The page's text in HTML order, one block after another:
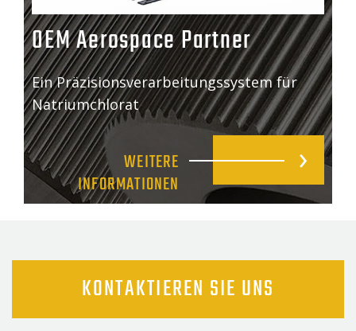
OEM Aerospace Partner
Ein Präzisionsverarbeitungssystem für
Natriumchlorat
WEITERE
INFORMATIONEN
KONTAKTIEREN SIE UNS